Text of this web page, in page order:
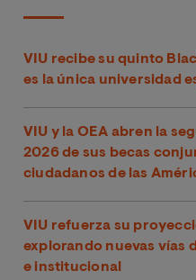
VIU recibe su quinto
es la única universidad
VIU y la OEA abren la
2026 de sus becas
ciudadanos de las
VIU refuerza su
explorando nuevas vías
e institucional